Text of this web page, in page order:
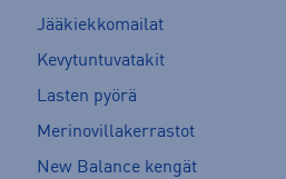
Jääkiekkomailat
Kevytuntuvatakit
Lasten pyörä
Merinovillakerrastot
New Balance kengät